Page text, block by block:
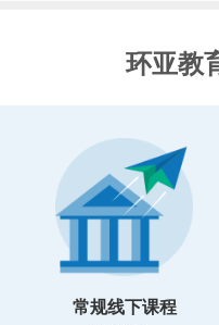
环亚教
常规线下课程